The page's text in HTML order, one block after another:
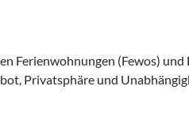
Ferienwohnungen (Fewos)
Privatsphäre und